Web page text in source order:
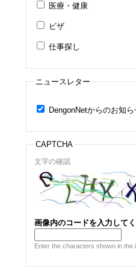
医療・健康
ビザ
仕事探し
ニュースレター
DengonNetからのお知
CAPTCHA
文字の確認
画像内のコードを入力して
Enter the characters shown in the